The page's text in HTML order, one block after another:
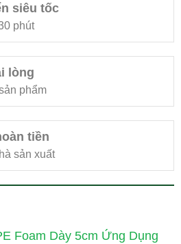
siêu tốc
phút
lòng
phẩm
tiền
sản xuất
Foam Dày 5cm Ứng Dụng